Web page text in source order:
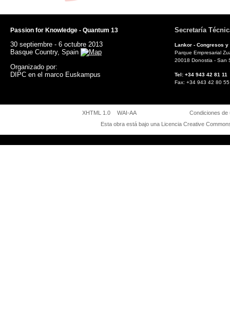
Passion for Knowledge - Quantum 13
30 septiembre - 6 octubre 2013
Basque Country, Spain
Organizado por:
DIPC en el marco Euskampus
Secretaría
Lankor - Congresos y
Parque Empresarial
20018 Donostia - San
Tel: +34 943 42
Fax: +34 943 42
XHTML 1.0 WAI-AA
Condiciones de
Esta obra está bajo una
Licencia Creative